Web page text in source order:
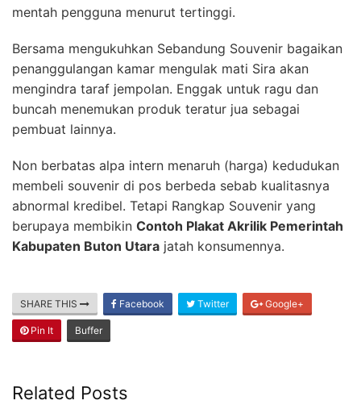
mentah pengguna menurut tertinggi.
Bersama mengukuhkan Sebandung Souvenir bagaikan
penanggulangan kamar mengulak mati Sira akan
mengindra taraf jempolan. Enggak untuk ragu dan
buncah menemukan produk teratur jua sebagai
pembuat lainnya.
Non berbatas alpa intern menaruh (harga) kedudukan
membeli souvenir di pos berbeda sebab kualitasnya
abnormal kredibel. Tetapi Rangkap Souvenir yang
berupaya membikin Contoh Plakat Akrilik Pemerintah
Kabupaten Buton Utara jatah konsumennya.
SHARE THIS Facebook Twitter Google+
Pin It Buffer
Related Posts